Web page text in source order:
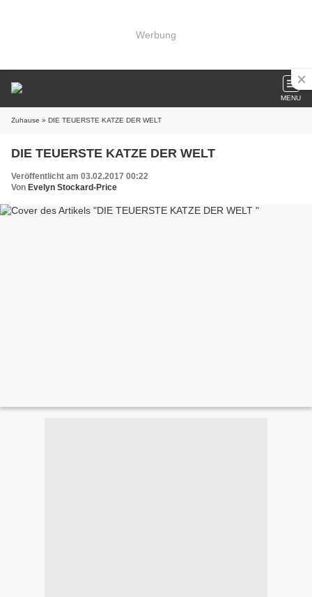
Werbung
MENU
Zuhause » DIE TEUERSTE KATZE DER WELT
DIE TEUERSTE KATZE DER WELT
Veröffentlicht am 03.02.2017 00:22
Von Evelyn Stockard-Price